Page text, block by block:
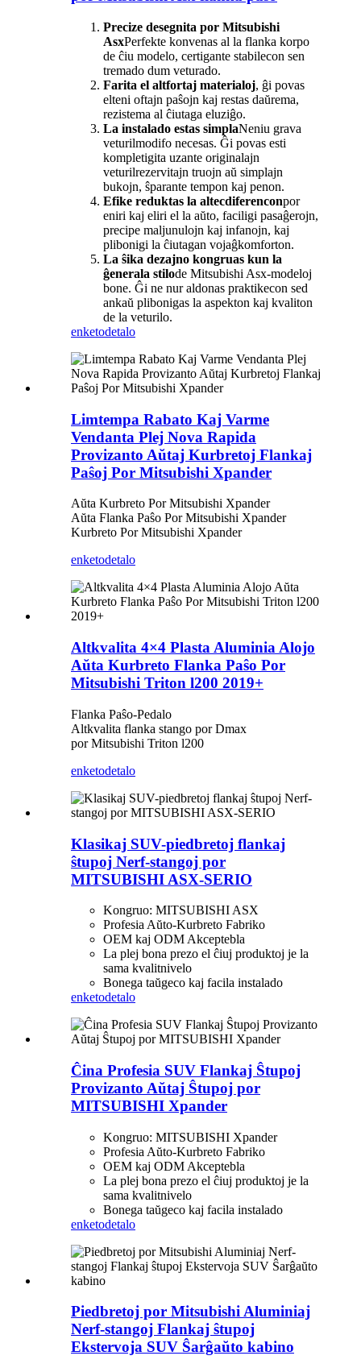
Precize desegnita por Mitsubishi
AsxPerfekte konvenas al la flanka korpo
de ĉiu modelo, certigante stabilecon sen
tremado dum veturado.
Farita el altfortaj materialoj, ĝi povas
elteni oftajn paŝojn kaj restas daŭrema,
rezistema al ĉiutaga eluziĝo.
La instalado estas simplaNeniu grava
veturilmodifo necesas. Ĝi povas esti
kompletigita uzante originalajn
veturilrezervitajn truojn aŭ simplajn
bukojn, ŝparante tempon kaj penon.
Efike reduktas la altecdiferenconpor
eniri kaj eliri el la aŭto, faciligi pasaĝerojn,
precipe maljunulojn kaj infanojn, kaj
plibonigi la ĉiutagan vojaĝkomforton.
La ŝika dezajno kongruas kun la
ĝenerala stilode Mitsubishi Asx-modeloj
bone. Ĝi ne nur aldonas praktikecon sed
ankaŭ plibonigas la aspekton kaj kvaliton
de la veturilo.
enketodetalo
Limtempa Rabato Kaj Varme
Vendanta Plej Nova Rapida
Provizanto Aŭtaj ​​Kurbretoj Flankaj
Paŝoj Por Mitsubishi Xpander
Aŭta Kurbreto Por Mitsubishi Xpander
Aŭta Flanka Paŝo Por Mitsubishi Xpander
Kurbreto Por Mitsubishi Xpander
enketodetalo
Altkvalita 4×4 Plasta Aluminia Alojo
Aŭta Kurbreto Flanka Paŝo Por
Mitsubishi Triton l200 2019+
Flanka Paŝo-Pedalo
Altkvalita flanka stango por Dmax
por Mitsubishi Triton l200
enketodetalo
Klasikaj SUV-piedbretoj flankaj
ŝtupoj Nerf-stangoj por
MITSUBISHI ASX-SERIO
Kongruo: MITSUBISHI ASX
Profesia Aŭto-Kurbreto Fabriko
OEM kaj ODM Akceptebla
La plej bona prezo el ĉiuj produktoj je la
sama kvalitnivelo
Bonega taŭgeco kaj facila instalado
enketodetalo
Ĉina Profesia SUV Flankaj Ŝtupoj
Provizanto Aŭtaj ​​Ŝtupoj por
MITSUBISHI Xpander
Kongruo: MITSUBISHI Xpander
Profesia Aŭto-Kurbreto Fabriko
OEM kaj ODM Akceptebla
La plej bona prezo el ĉiuj produktoj je la
sama kvalitnivelo
Bonega taŭgeco kaj facila instalado
enketodetalo
Piedbretoj por Mitsubishi Aluminiaj
Nerf-stangoj Flankaj ŝtupoj
Ekstervoja SUV Ŝarĝaŭto kabino